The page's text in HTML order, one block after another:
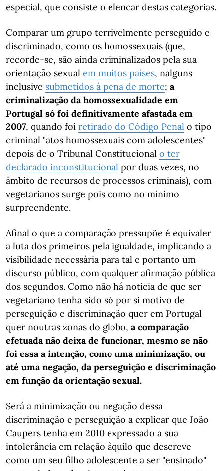
especial, que consiste o elencar destas categorias.
Comparar um grupo terrivelmente perseguido e
discriminado, como os homossexuais (que,
recorde-se, são ainda criminalizados pela sua
orientação sexual em muitos países, nalguns
inclusive submetidos à pena de morte; a
criminalização da homossexualidade em
Portugal só foi definitivamente afastada em
2007, quando foi retirado do Código Penal o tipo
criminal "atos homossexuais com adolescentes"
depois de o Tribunal Constitucional o ter
declarado inconstitucional por duas vezes, no
âmbito de recursos de processos criminais), com
vegetarianos surge pois como no mínimo
surpreendente.
Afinal o que a comparação pressupõe é equivaler
a luta dos primeiros pela igualdade, implicando a
visibilidade necessária para tal e portanto um
discurso público, com qualquer afirmação pública
dos segundos. Como não há notícia de que ser
vegetariano tenha sido só por si motivo de
perseguição e discriminação quer em Portugal
quer noutras zonas do globo, a comparação
efetuada não deixa de funcionar, mesmo se não
foi essa a intenção, como uma minimização, ou
até uma negação, da perseguição e discriminação
em função da orientação sexual.
Será a minimização ou negação dessa
discriminação e perseguição a explicar que João
Caupers tenha em 2010 expressado a sua
intolerância em relação àquilo que descreve
como um seu filho adolescente a ser "ensinado"